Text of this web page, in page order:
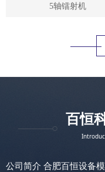
5轴镭射机
5轴
百恒
公司简介 合肥百恒设备